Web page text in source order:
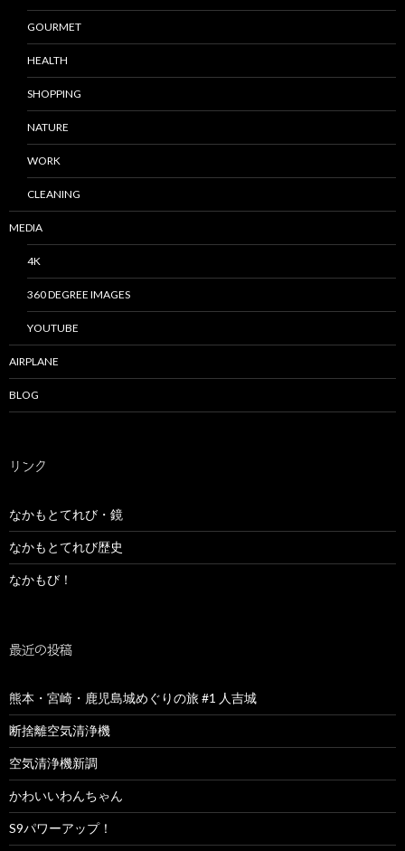
GOURMET
HEALTH
SHOPPING
NATURE
WORK
CLEANING
MEDIA
4K
360 DEGREE IMAGES
YOUTUBE
AIRPLANE
BLOG
リンク
なかもとてれび・鏡
なかもとてれび歴史
なかもび！
最近の投稿
熊本・宮崎・鹿児島城めぐりの旅 #1 人吉城
断捨離空気清浄機
空気清浄機新調
かわいいわんちゃん
S9パワーアップ！